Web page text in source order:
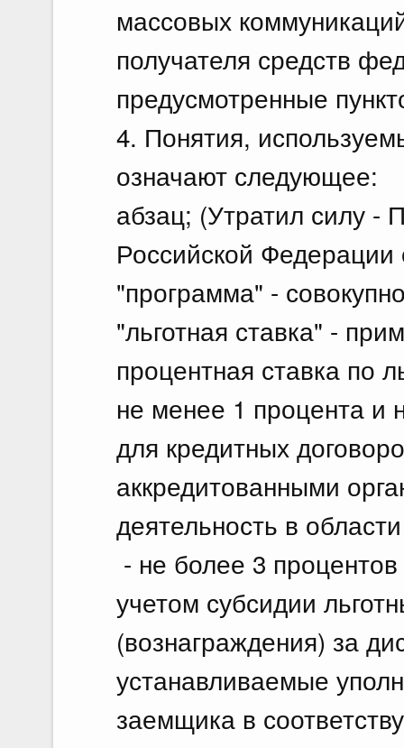
массовых
получателя средств
предусмотренные
4. Понятия,
означают следующее:
абзац; (Утратил силу -
Российской
"программа" -
"льготная ставка" -
процентная ставка по
не менее 1 процента и
для кредитных
аккредитованными
деятельность в
- не более 3
учетом субсидии
(вознаграждения) за
устанавливаемые
заемщика в